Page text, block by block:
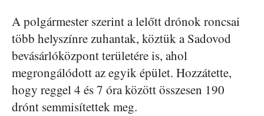
A polgármester szerint a lelőtt drónok roncsai
több helyszínre zuhantak, köztük a Sadovod
bevásárlóközpont területére is, ahol
megrongálódott az egyik épület. Hozzátette,
hogy reggel 4 és 7 óra között összesen 190
drónt semmisítettek meg.